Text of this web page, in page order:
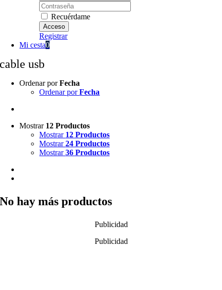
Password:
Recuérdame
Registrar
Mi cesta0
cable usb
Ordenar porFecha
Ordenar porFecha
Mostrar 12 Productos
Mostrar 12 Productos
Mostrar24 Productos
Mostrar36 Productos
No hay más productos
Publicidad
Publicidad